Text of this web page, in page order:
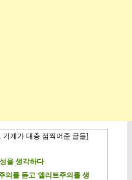
계가 대충 점찍어준 글들]
을 생각하다
의를 듣고 엘리트주의를 생